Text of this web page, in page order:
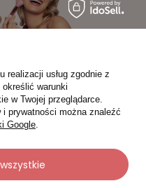
realizacji usług zgodnie z
warunki
w Twojej przeglądarce.
prywatności można znaleźć
Google.